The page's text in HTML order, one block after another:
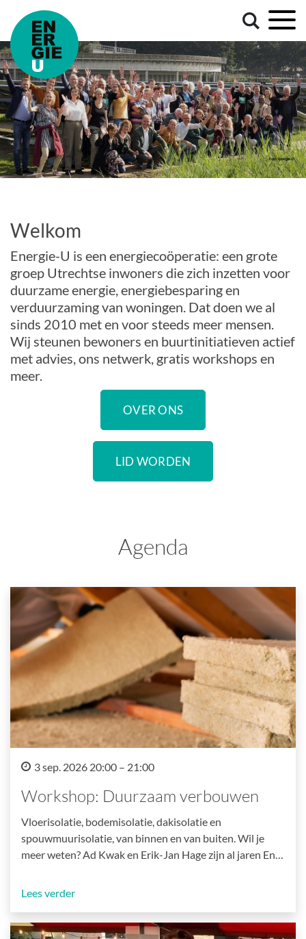
Welkom
Energie-U is een energiecoöperatie: een grote
groep Utrechtse inwoners die zich inzetten voor
duurzame energie, energiebesparing en
verduurzaming van woningen. Dat doen we al
sinds 2010 met en voor steeds meer mensen.
Wij steunen bewoners en buurtinitiatieven actief
met advies, ons netwerk, gratis workshops en
meer.
OVER ONS
LID WORDEN
Agenda
3 sep. 2026 20:00 – 21:00
Workshop: Duurzaam verbouwen
Vloerisolatie, bodemisolatie, dakisolatie en
spouwmuurisolatie, van binnen en van buiten. Wil je
meer weten? Ad Kwak en Erik-Jan Hage zijn al jaren En…
Lees verder